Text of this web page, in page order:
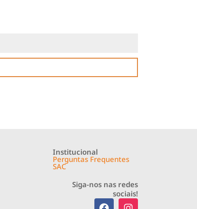
Institucional
Perguntas Frequentes
SAC
Siga-nos nas redes
sociais!